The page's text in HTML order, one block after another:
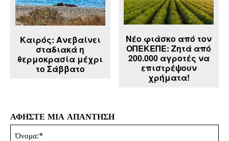
Καιρός: Ανεβαίνει
σταδιακά η
θερμοκρασία μέχρι
το Σάββατο
Νέο φιάσκο από τον
ΟΠΕΚΕΠΕ: Ζητά από
200.000 αγροτές να
επιστρέψουν
χρήματα!
ΑΦΗΣΤΕ ΜΙΑ ΑΠΑΝΤΗΣΗ